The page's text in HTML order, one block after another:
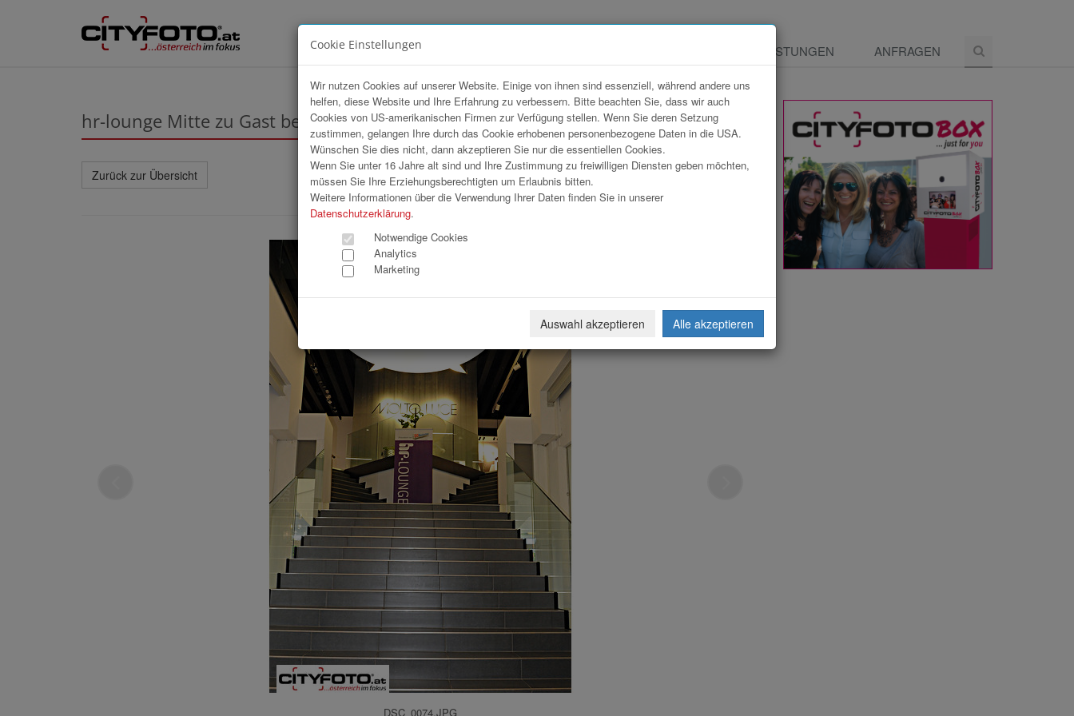
LEISTUNGEN ANFRAGEN
hr-lounge Mitte zu Gast bei MOLTE LUCE in Wels
Zurück zur Übersicht Download Weiterleiten
DSC_0074.JPG
Cookie Einstellungen
Wir nutzen Cookies auf unserer Website. Einige von ihnen sind essenziell, während andere uns
helfen, diese Website und Ihre Erfahrung zu verbessern. Bitte beachten Sie, dass wir auch
Cookies von US-amerikanischen Firmen zur Verfügung stellen. Wenn Sie deren Setzung
zustimmen, gelangen Ihre durch das Cookie erhobenen personenbezogene Daten in die USA.
Wünschen Sie dies nicht, dann akzeptieren Sie nur die essentiellen Cookies.
Wenn Sie unter 16 Jahre alt sind und Ihre Zustimmung zu freiwilligen Diensten geben möchten,
müssen Sie Ihre Erziehungsberechtigten um Erlaubnis bitten.
Weitere Informationen über die Verwendung Ihrer Daten finden Sie in unserer
Datenschutzerklärung.
Notwendige Cookies
Analytics
Marketing
Auswahl akzeptieren Alle akzeptieren